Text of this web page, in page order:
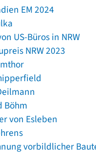
EM 2024
US-Büros in NRW
NRW 2023
Böhm
von Esleben
vorbildlicher